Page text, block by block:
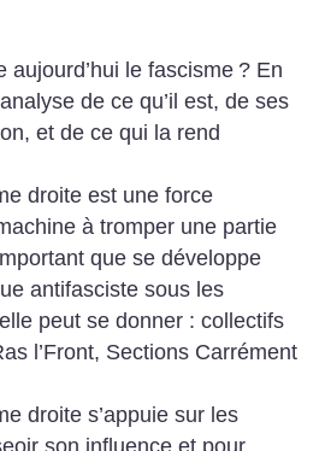
aujourd’hui le fascisme ? En
de ce qu’il est, de ses
et de ce qui la rend
droite est une force
à tromper une partie
que se développe
antifasciste sous les
peut se donner : collectifs
l’Front, Sections Carrément
droite s’appuie sur les
son influence et pour